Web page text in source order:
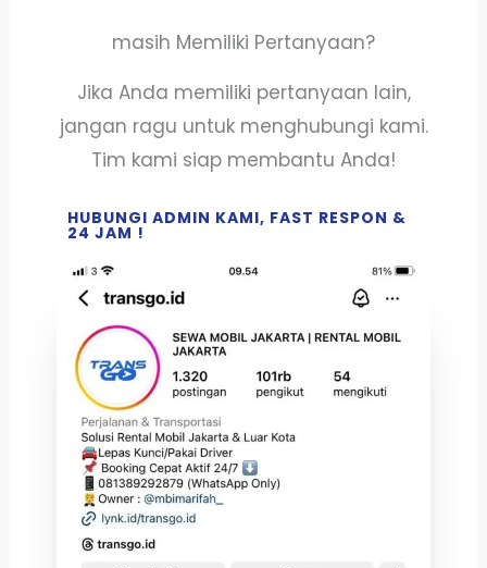
masih Memiliki Pertanyaan?
Jika Anda memiliki pertanyaan lain,
jangan ragu untuk menghubungi kami.
Tim kami siap membantu Anda!
HUBUNGI ADMIN KAMI, FAST RESPON &
24 JAM !